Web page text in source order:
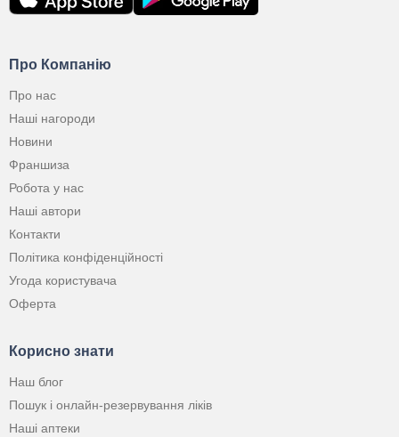
Про Компанію
Про нас
Наші нагороди
Новини
Франшиза
Робота у нас
Наші автори
Контакти
Політика конфіденційності
Угода користувача
Оферта
Корисно знати
Наш блог
Пошук і онлайн-резервування ліків
Наші аптеки